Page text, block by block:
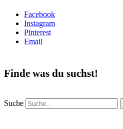
Facebook
Instagram
Pinterest
Email
Finde was du suchst!
Suche